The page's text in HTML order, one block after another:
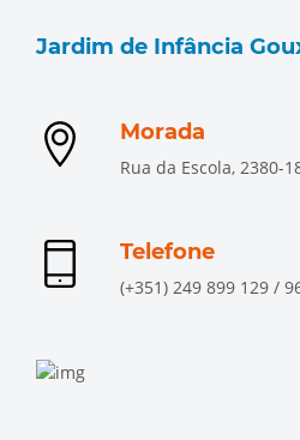
Jardim de Infância
Morada
Rua da Escola, 2380-
Telefone
(+351) 249 899 129 /